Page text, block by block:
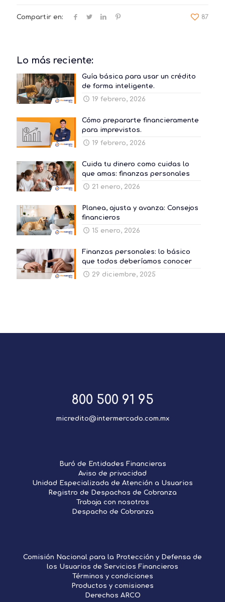
Compartir en: 87
Lo más reciente:
Guía básica para usar un crédito
de forma inteligente.
19 febrero, 2026
Cómo prepararte financieramente
para imprevistos.
19 febrero, 2026
Cuida tu dinero como cuidas lo
que amas: finanzas personales
21 enero, 2026
Planea, ajusta y avanza: Consejos
financieros
15 enero, 2026
Finanzas personales: lo básico
que todos deberíamos conocer
29 diciembre, 2025
800 500 91 95
micredito@intermercado.com.mx
Buró de Entidades Financieras
Aviso de privacidad
Unidad Especializada de Atención a Usuarios
Registro de Despachos de Cobranza
Trabaja con nosotros
Despacho de Cobranza
Comisión Nacional para la Protección y Defensa de
los Usuarios de Servicios Financieros
Términos y condiciones
Productos y comisiones
Derechos ARCO